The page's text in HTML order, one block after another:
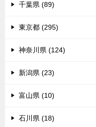
千葉県 (89)
東京都 (295)
神奈川県 (124)
新潟県 (23)
富山県 (10)
石川県 (18)